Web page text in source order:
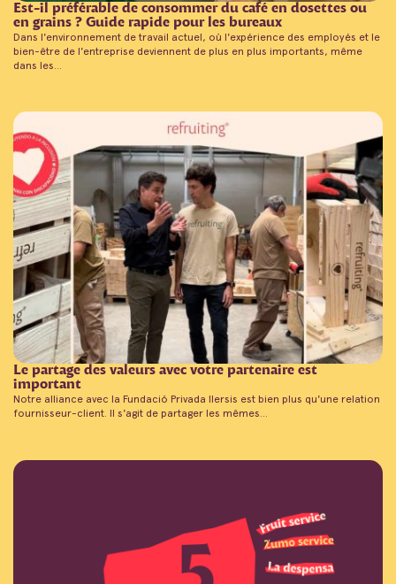
Est-il préférable de consommer du café en dosettes ou
en grains ? Guide rapide pour les bureaux
Dans l'environnement de travail actuel, où l'expérience des employés et le
bien-être de l'entreprise deviennent de plus en plus importants, même
dans les...
Le partage des valeurs avec votre partenaire est
important
Notre alliance avec la Fundació Privada Ilersis est bien plus qu'une relation
fournisseur-client. Il s'agit de partager les mêmes...